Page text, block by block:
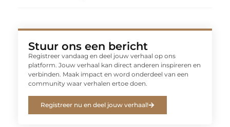
Stuur ons een bericht
Registreer vandaag en deel jouw verhaal op ons
platform. Jouw verhaal kan direct anderen inspireren en
verbinden. Maak impact en word onderdeel van een
community waar verhalen ertoe doen.
Registreer nu en deel jouw verhaal!